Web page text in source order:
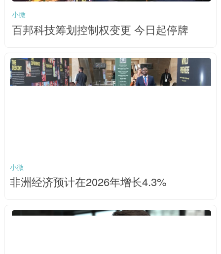
小微
百邦科技筹划控制权变更 今日起停牌
小微
非洲经济预计在2026年增长4.3%